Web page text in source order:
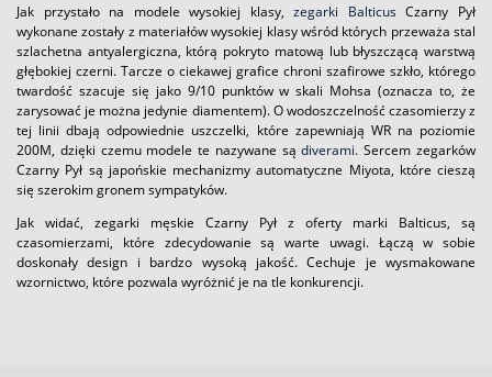
Jak przystało na modele wysokiej klasy,zegarki BalticusCzarny Pył
wykonane zostały z materiałów wysokiej klasy wśród których przeważa stal
szlachetna antyalergiczna, którą pokryto matową lub błyszczącą warstwą
głębokiej czerni. Tarcze o ciekawej grafice chroni szafirowe szkło, którego
twardość szacuje się jako 9/10 punktów w skali Mohsa (oznacza to, że
zarysować je można jedynie diamentem). O wodoszczelność czasomierzy z
tej linii dbają odpowiednie uszczelki, które zapewniają WR na poziomie
200M, dzięki czemu modele te nazywane sądiverami. Sercem zegarków
Czarny Pył są japońskie mechanizmy automatyczne Miyota, które cieszą
się szerokim gronem sympatyków.
Jak widać, zegarki męskie Czarny Pył z oferty marki Balticus, są
czasomierzami, które zdecydowanie są warte uwagi. Łączą w sobie
doskonały design i bardzo wysoką jakość. Cechuje je wysmakowane
wzornictwo, które pozwala wyróżnić je na tle konkurencji.